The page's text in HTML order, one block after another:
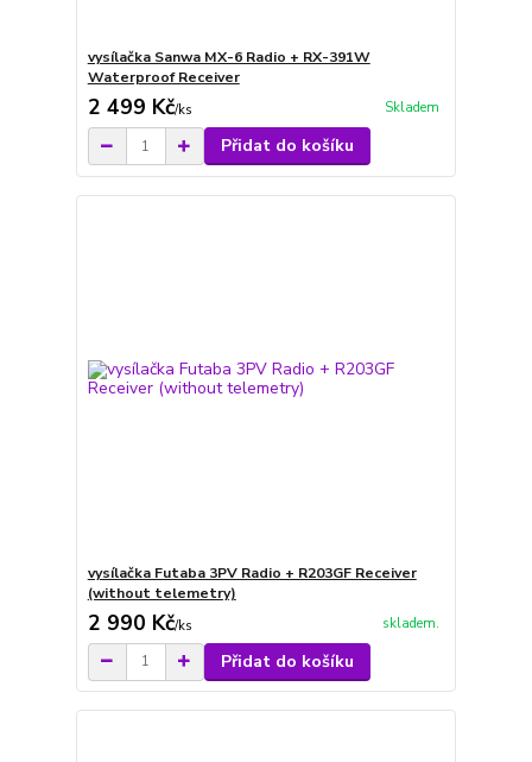
vysílačka Sanwa MX-6 Radio + RX-391W
Waterproof Receiver
2 499 Kč/ks Skladem
Přidat do košíku
vysílačka Futaba 3PV Radio + R203GF Receiver
(without telemetry)
2 990 Kč/ks skladem.
Přidat do košíku